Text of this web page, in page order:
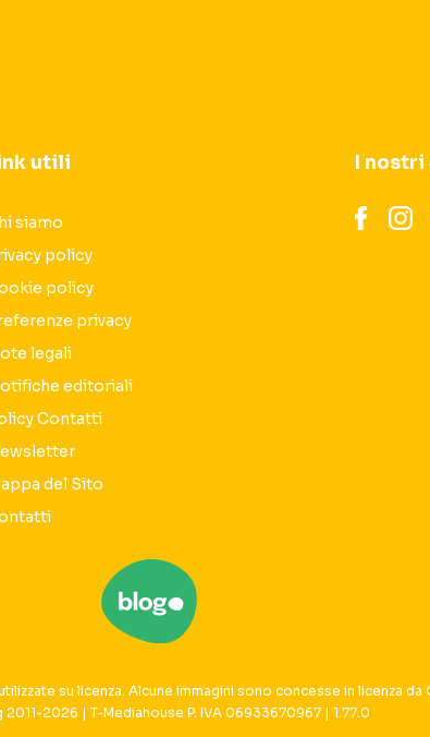
utili
siamo
policy
policy
privacy
legali
editoriali
Contatti
del Sito
I nostri
su licenza. Alcune immagini sono concesse in licenza da
2026 | T-Mediahouse P. IVA 06933670967 | 1.77.0